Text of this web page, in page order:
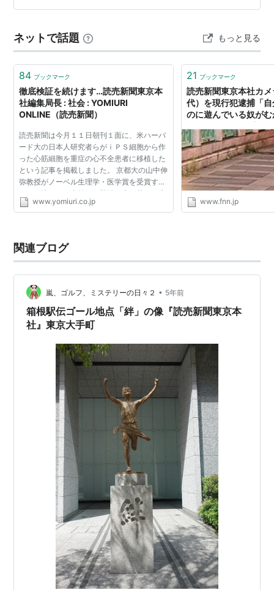
これからでてくるのか、お弁当やお惣菜売場が空っぽ…
ネットで話題 もっと見る
84 ブックマーク
徹底検証を続けます…読売新聞東京本
社編集局長 : 社会 : YOMIURI
ONLINE（読売新聞）
読売新聞は今月１１日朝刊１面に、米ハーバ
ード大の日本人研究者らがｉＰＳ細胞から作
った心筋細胞を重症の心不全患者に移植した
という記事を掲載しました。 京都大の山中伸
弥教授がノーベル生理学・医学賞を受賞する
ことが決まった直後で、難治の病に苦しむ患
者さんにとって「夢の治療」を身近に感じら
www.yomiuri.co.jp
21 ブックマーク
読売新聞東京本社カ
代）を現行犯逮捕「
のに遊んでいる奴が
www.fnn.jp
関連ブログ
嵐、ゴルフ、ミステリーの日々２ • 5年前
箱根駅伝ゴール地点「絆」の像『読売新聞東京本
社』東京大手町